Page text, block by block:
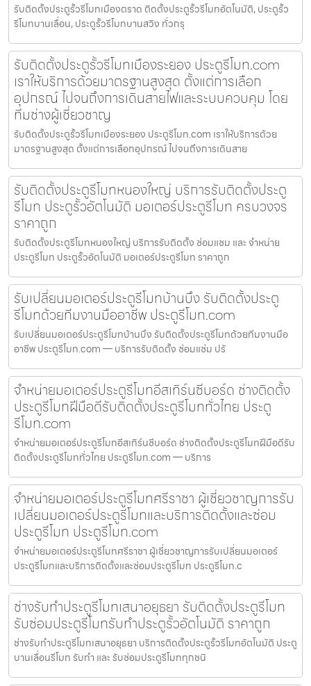
รับติดตั้งประตูรั้วรีโมทเมืองตราด ติดตั้งประตูรั้วรีโมทอัตโนมัติ, ประตูรั้ว
รีโมทบานเลื่อน, ประตูรั้วรีโมทบานสวิง ทั่วกรุ
รับติดตั้งประตูรั้วรีโมทเมืองระยอง ประตูรีโมท.com
เราให้บริการด้วยมาตรฐานสูงสุด ตั้งแต่การเลือก
อุปกรณ์ ไปจนถึงการเดินสายไฟและระบบควบคุม โดย
ทีมช่างผู้เชี่ยวชาญ
รับติดตั้งประตูรั้วรีโมทเมืองระยอง ประตูรีโมท.com เราให้บริการด้วย
มาตรฐานสูงสุด ตั้งแต่การเลือกอุปกรณ์ ไปจนถึงการเดินสาย
รับติดตั้งประตูรีโมทหนองใหญ่ บริการรับติดตั้งประตู
รีโมท ประตูรั้วอัตโนมัติ มอเตอร์ประตูรีโมท ครบวงจร
ราคาถูก
รับติดตั้งประตูรีโมทหนองใหญ่ บริการรับติดตั้ง ซ่อมแซม และ จำหน่าย
ประตูรีโมท ประตูรั้วอัตโนมัติ มอเตอร์ประตูรีโมท ราคาถูก
รับเปลี่ยนมอเตอร์ประตูรีโมทบ้านบึง รับติดตั้งประตู
รีโมทด้วยทีมงานมืออาชีพ ประตูรีโมท.com
รับเปลี่ยนมอเตอร์ประตูรีโมทบ้านบึง รับติดตั้งประตูรีโมทด้วยทีมงานมือ
อาชีพ ประตูรีโมท.com — บริการรับติดตั้ง ซ่อมแซ่ม ปรั
จำหน่ายมอเตอร์ประตูรีโมทอีสเทิร์นซีบอร์ด ช่างติดตั้ง
ประตูรีโมทฝีมือดีรับติดตั้งประตูรีโมททั่วไทย ประตู
รีโมท.com
จำหน่ายมอเตอร์ประตูรีโมทอีสเทิร์นซีบอร์ด ช่างติดตั้งประตูรีโมทฝีมือดีรับ
ติดตั้งประตูรีโมททั่วไทย ประตูรีโมท.com — บริการ
จำหน่ายมอเตอร์ประตูรีโมทศรีราชา ผู้เชี่ยวชาญการรับ
เปลี่ยนมอเตอร์ประตูรีโมทและบริการติดตั้งและซ่อม
ประตูรีโมท ประตูรีโมท.com
จำหน่ายมอเตอร์ประตูรีโมทศรีราชา ผู้เชี่ยวชาญการรับเปลี่ยนมอเตอร์
ประตูรีโมทและบริการติดตั้งและซ่อมประตูรีโมท ประตูรีโมท.c
ช่างรับทำประตูรีโมทเสนาอยุธยา รับติดตั้งประตูรีโมท
รับซ่อมประตูรีโมทรับทำประตูรั้วอัตโนมัติ ราคาถูก
ช่างรับทำประตูรีโมทเสนาอยุธยา บริการติดตั้งประตูรั้วรีโมทอัตโนมัติ ประตู
บานเลื่อนรีโมท รับทำ และ รับซ่อมประตูรีโมททุกชนิ